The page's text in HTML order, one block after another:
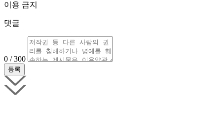
이용 금지
댓글
0 / 300